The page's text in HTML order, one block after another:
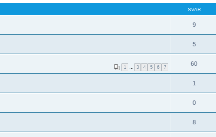
SVAR
9
5
1 3 4 5 6 7 60
1
0
8